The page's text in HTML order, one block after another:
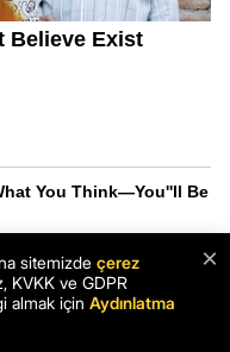
×
sitemizde çerez
KVKK ve GDPR
almak için Aydınlatma